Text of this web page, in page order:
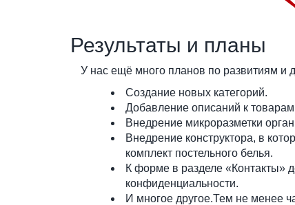
Результаты и планы
У нас ещё много планов по развитиям и
Создание новых категорий.
Добавление описаний к
Внедрение микроразметки
Внедрение конструктора, в
комплект постельного белья.
К форме в разделе «Контакты»
конфиденциальности.
И многое другое.Тем не менее